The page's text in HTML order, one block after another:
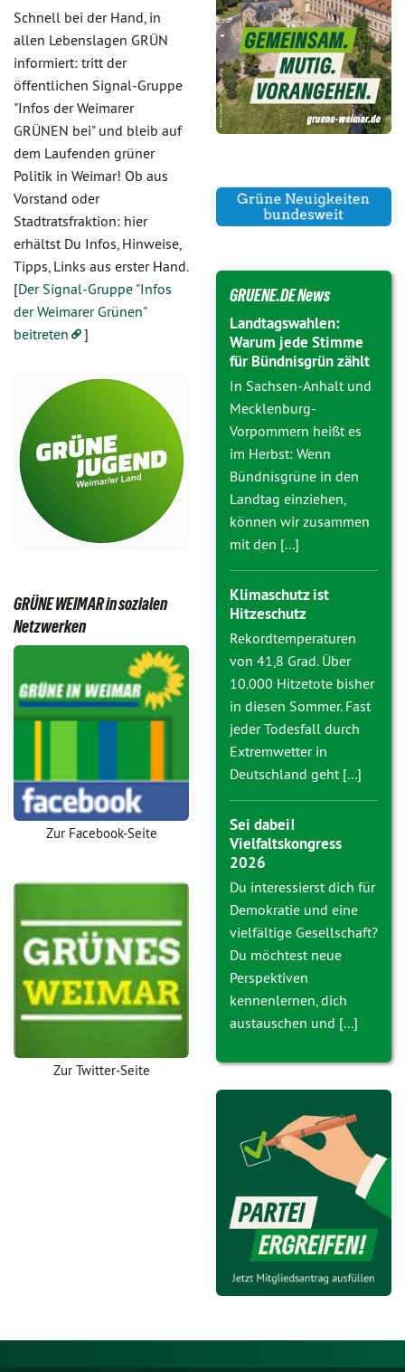
Schnell bei der Hand, in
allen Lebenslagen GRÜN
informiert: tritt der
öffentlichen Signal-Gruppe
"Infos der Weimarer
GRÜNEN bei" und bleib auf
dem Laufenden grüner
Politik in Weimar! Ob aus
Vorstand oder
Stadtratsfraktion: hier
erhältst Du Infos, Hinweise,
Tipps, Links aus erster Hand.
[Der Signal-Gruppe "Infos
der Weimarer Grünen"
beitreten
]
GRÜNE WEIMAR in sozialen
Netzwerken
Zur Facebook-Seite
Zur Twitter-Seite
GRUENE.DE News
Landtagswahlen:
Warum jede Stimme
für Bündnisgrün zählt
In Sachsen-Anhalt und
Mecklenburg-
Vorpommern heißt es
im Herbst: Wenn
Bündnisgrüne in den
Landtag einziehen,
können wir zusammen
mit den [...]
Klimaschutz ist
Hitzeschutz
Rekordtemperaturen
von 41,8 Grad. Über
10.000 Hitzetote bisher
in diesen Sommer. Fast
jeder Todesfall durch
Extremwetter in
Deutschland geht [...]
Sei dabei!
Vielfaltskongress
2026
Du interessierst dich für
Demokratie und eine
vielfältige Gesellschaft?
Du möchtest neue
Perspektiven
kennenlernen, dich
austauschen und [...]